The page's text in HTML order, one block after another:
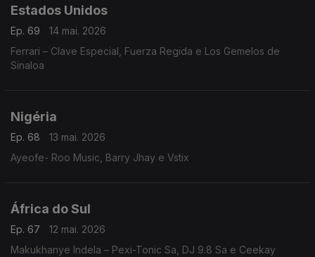
Estados Unidos
Ep. 69
14 mai. 2026
Ferrari – Clave Especial, Fuerza Regida e Los Gemelos de
Sinaloa
Nigéria
Ep. 68
13 mai. 2026
Ayeofe- Roo Music, Barry Jhay e Vstix
África do Sul
Ep. 67
12 mai. 2026
Makukhanye Indela – Pexi-Tonic Sa, DJ 9.8 Sa e Ceekay